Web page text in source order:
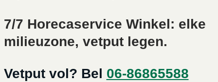
7/7 Horecaservice Winkel: elke
milieuzone, vetput legen.
Vetput vol? Bel 06-86865588